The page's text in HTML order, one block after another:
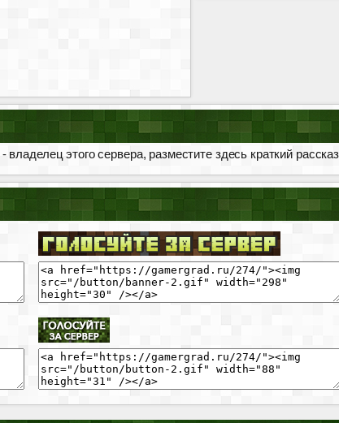
этого сервера, разместите здесь краткий